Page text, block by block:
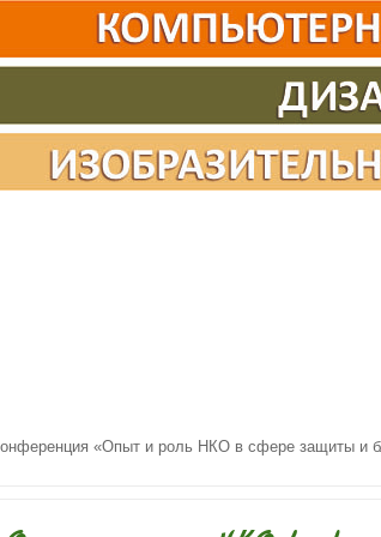
«Опыт и роль НКО в сфере защиты и